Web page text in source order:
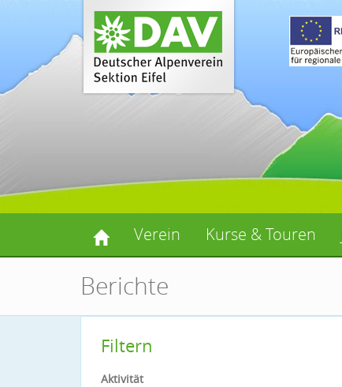
Verein Kurse & Touren
Berichte
Filtern
Aktivität